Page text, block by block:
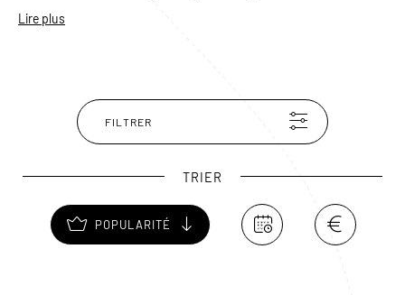
trouve le Canmore Nordic Centre, un parc de plusieurs
adaptés à tous les niveaux dans un environnement
sauvage de toute beauté.
Lire plus
FILTRER
TRIER
POPULARITÉ